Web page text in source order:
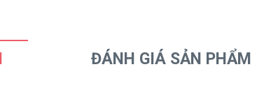
ĐÁNH GIÁ SẢN PHẨM